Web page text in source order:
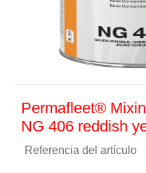
Permafleet®
NG 406 reddish
Referencia del artículo